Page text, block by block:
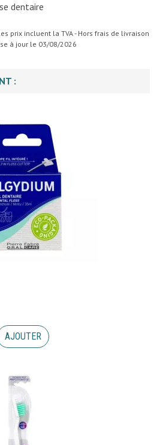
dentaire
prix incluent la TVA - Hors frais de livraison
à jour le 03/08/2026
:
AJOUTER